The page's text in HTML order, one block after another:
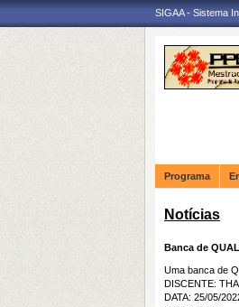
SIGAA - Sistema
Programa
Notícias
Banca de
Uma banca de
DISCENTE:
DATA: 25/05/